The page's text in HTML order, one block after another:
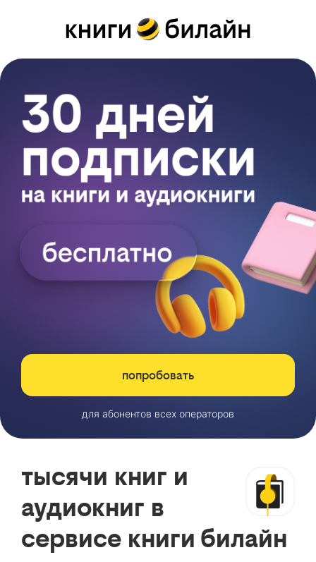
попробовать
для абонентов всех операторов
тысячи книг и
аудиокниг в
сервисе книги билайн